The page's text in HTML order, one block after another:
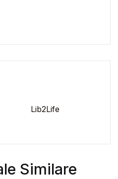
Lib2Life
Similare